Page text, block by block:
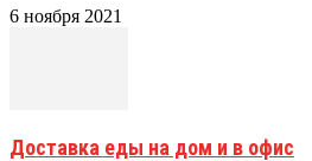
6 ноября 2021
Доставка еды на дом и в офис